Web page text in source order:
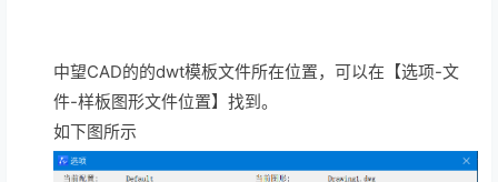
中望CAD的的dwt模板文件所在位置，可以在【选项-文
件-样板图形文件位置】找到。
如下图所示